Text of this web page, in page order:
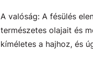
A valóság: A fésülés
természetes olajait és
kíméletes a hajhoz, és